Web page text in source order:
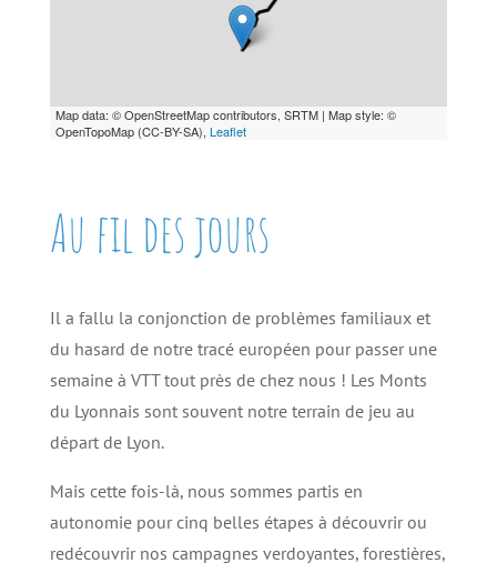
Map data: © OpenStreetMap contributors, SRTM | Map style: ©
OpenTopoMap (CC-BY-SA), Leaflet
Au fil des jours
Il a fallu la conjonction de problèmes familiaux et
du hasard de notre tracé européen pour passer une
semaine à VTT tout près de chez nous ! Les Monts
du Lyonnais sont souvent notre terrain de jeu au
départ de Lyon.
Mais cette fois-là, nous sommes partis en
autonomie pour cinq belles étapes à découvrir ou
redécouvrir nos campagnes verdoyantes, forestières,